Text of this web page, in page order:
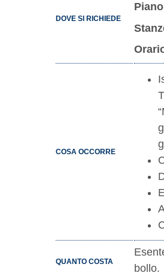
DOVE SI RICHIEDE
Piano
COSA OCCORRE
QUANTO COSTA
bollo.